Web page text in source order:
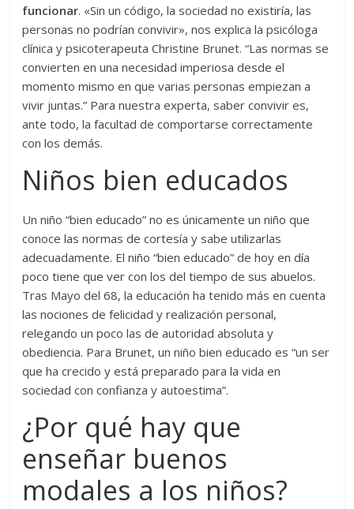
funcionar. «Sin un código, la sociedad no existiría, las
personas no podrían convivir», nos explica la psicóloga
clínica y psicoterapeuta Christine Brunet. “Las normas se
convierten en una necesidad imperiosa desde el
momento mismo en que varias personas empiezan a
vivir juntas.” Para nuestra experta, saber convivir es,
ante todo, la facultad de comportarse correctamente
con los demás.
Niños bien educados
Un niño “bien educado” no es únicamente un niño que
conoce las normas de cortesía y sabe utilizarlas
adecuadamente. El niño “bien educado” de hoy en día
poco tiene que ver con los del tiempo de sus abuelos.
Tras Mayo del 68, la educación ha tenido más en cuenta
las nociones de felicidad y realización personal,
relegando un poco las de autoridad absoluta y
obediencia. Para Brunet, un niño bien educado es “un ser
que ha crecido y está preparado para la vida en
sociedad con confianza y autoestima”.
¿Por qué hay que
enseñar buenos
modales a los niños?